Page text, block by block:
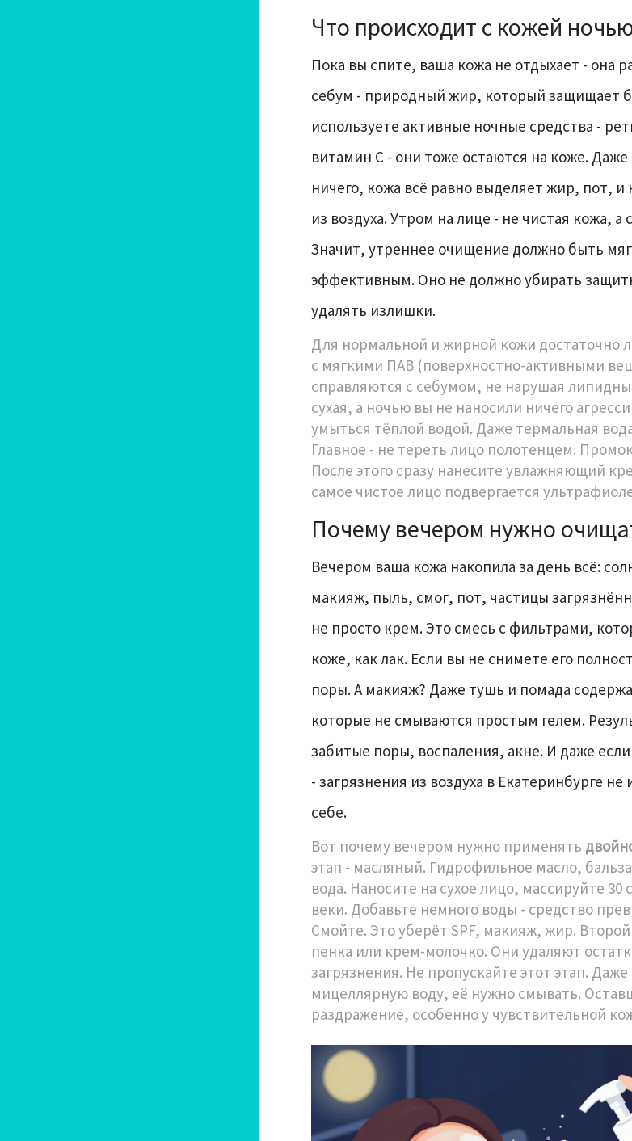
Что происходит с кожей
Пока вы спите, ваша кожа не отдыхает - она
себум - природный жир, который защищает
используете активные ночные средства -
витамин С - они тоже остаются на коже.
ничего, кожа всё равно выделяет жир, пот, и
из воздуха. Утром на лице - не чистая кожа, а
Значит, утреннее очищение должно быть
эффективным. Оно не должно убирать
удалять излишки.
Для нормальной и жирной кожи достаточно
с мягкими ПАВ (поверхностно-активными
справляются с себумом, не нарушая
сухая, а ночью вы не наносили ничего
умыться тёплой водой. Даже термальная
Главное - не тереть лицо полотенцем.
После этого сразу нанесите увлажняющий
самое чистое лицо подвергается
Почему вечером нужно
Вечером ваша кожа накопила за день всё:
макияж, пыль, смог, пот, частицы
не просто крем. Это смесь с фильтрами,
коже, как лак. Если вы не снимете его
поры. А макияж? Даже тушь и помада
которые не смываются простым гелем.
забитые поры, воспаления, акне. И даже
- загрязнения из воздуха в Екатеринбурге
себе.
Вот почему вечером нужно применять
этап - масляный. Гидрофильное масло,
вода. Наносите на сухое лицо, массируйте 30
веки. Добавьте немного воды - средство
Смойте. Это уберёт SPF, макияж, жир.
пенка или крем-молочко. Они удаляют
загрязнения. Не пропускайте этот этап.
мицеллярную воду, её нужно смывать.
раздражение, особенно у чувствительной